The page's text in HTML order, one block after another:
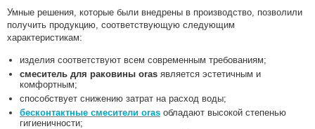
Умные решения, которые были внедрены в производство, позволили
получить продукцию, соответствующую следующим
характеристикам:
изделия соответствуют всем современным требованиям;
смеситель для раковины oras является эстетичным и
комфортным;
способствует снижению затрат на расход воды;
бесконтактные смесители oras обладают высокой степенью
гигиеничности;